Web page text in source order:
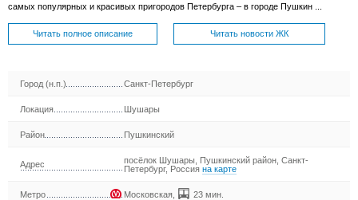
самых популярных и красивых пригородов Петербурга – в городе Пушкин ...
Читать полное описание Читать новости ЖК
Город (н.п.) Санкт-Петербург
Локация Шушары
Район Пушкинский
Адрес
посёлок Шушары, Пушкинский район, Санкт-
Петербург, Россияна карте
Метро Московская 23 мин.